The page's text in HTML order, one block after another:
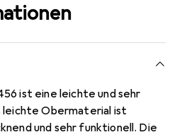
ist eine leichte und sehr
leichte Obermaterial ist
und sehr funktionell. Die